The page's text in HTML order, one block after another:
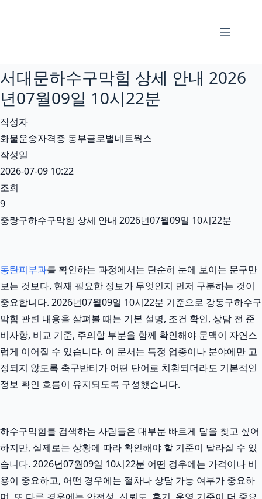
건
너
뛰
기
서대문하수구막힘 상세 안내 2026
년07월09일 10시22분
작성자
화물운송자격증 동부글로벌네트웍스
작성일
2026-07-09 10:22
조회
9
중랑구하수구막힘 상세 안내 2026년07월09일 10시22분
동탄피부과를 확인하는 과정에서는 단순히 눈에 보이는 문구만
보는 것보다, 현재 필요한 정보가 무엇인지 먼저 구분하는 것이
중요합니다. 2026년07월09일 10시22분 기준으로 강동구하수구
막힘 관련 내용을 살펴볼 때는 기본 설명, 조건 확인, 상담 전 준
비사항, 비교 기준, 주의할 부분을 함께 확인해야 문맥이 자연스
럽게 이어질 수 있습니다. 이 문서는 특정 업종이나 분야에만 고
정되지 않도록 축구반티가 어떤 단어로 치환되더라도 기본적인
정보 확인 흐름이 유지되도록 구성했습니다.
하수구막힘를 검색하는 사람들은 대부분 빠르게 답을 찾고 싶어
하지만, 실제로는 상황에 따라 확인해야 할 기준이 달라질 수 있
습니다. 2026년07월09일 10시22분 어떤 경우에는 가격이나 비
용이 중요하고, 어떤 경우에는 절차나 상담 가능 여부가 중요하